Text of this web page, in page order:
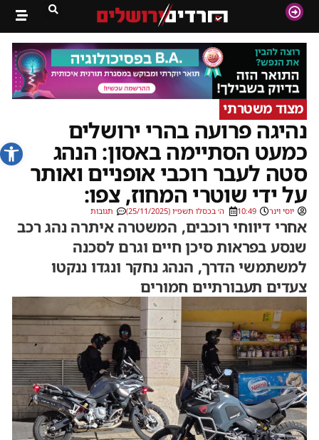
פתח
מצוד משטרתי
נהיגה פרועה בהרי ירושלים
כמעט הסתיימה באסון: הנהג
סטה לעבר רוכבי אופניים ואותר
על ידי שוטרי המחוז, צפו:
יוסי וינר 10:49 ה׳ בכסלו תשפ״ו (25/11/2025) תגובות
אחרי דיווחי רוכבים, המשטרה איתרה נהג רכב
שנסע בפראות סיכן חיים וגרם לסכנה
למשתמשי הדרך, הנהג נחקר ונגדו ננקטו
צעדים תעבורתיים חמורים